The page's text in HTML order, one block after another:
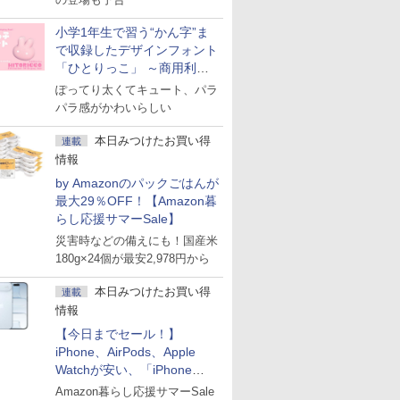
小学1年生で習う“かん字”ま
で収録したデザインフォント
「ひとりっこ」 ～商用利用
OK
ぽってり太くてキュート、パラ
パラ感がかわいらしい
連載
本日みつけたお買い得
情報
by Amazonのパックごはんが
最大29％OFF！【Amazon暮
らし応援サマーSale】
災害時などの備えにも！国産米
180g×24個が最安2,978円から
連載
本日みつけたお買い得
情報
【今日までセール！】
iPhone、AirPods、Apple
Watchが安い、「iPhone
Air」256GB版が139,800円な
Amazon暮らし応援サマーSale